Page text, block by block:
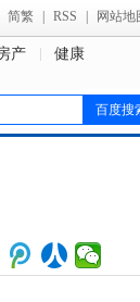
简繁 RSS 网站地
产 健康